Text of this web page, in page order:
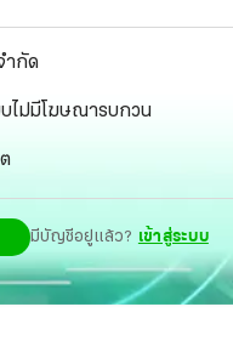
ำกัด
บไม่มีโฆษณารบกวน
มีบัญชีอยู่แล้ว? เข้าสู่ระบบ